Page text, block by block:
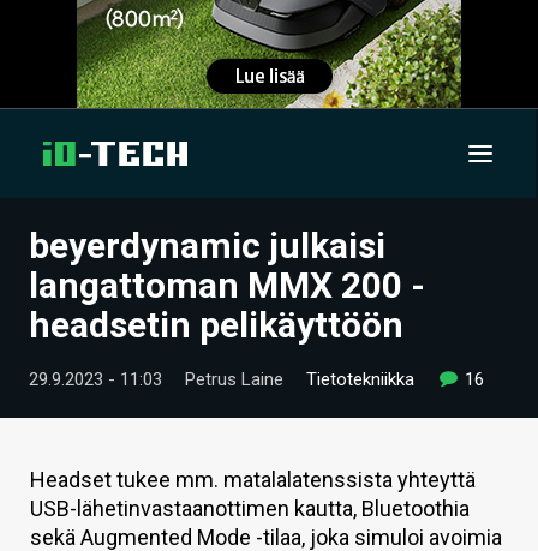
UUTISET
ARTIKKELIT
VIDEOT
TECHBBS
TIETOA
HINTA.FI
beyerdynamic julkaisi
langattoman MMX 200 -
headsetin pelikäyttöön
29.9.2023 - 11:03 Petrus Laine Tietotekniikka 16
Headset tukee mm. matalalatenssista yhteyttä
USB-lähetinvastaanottimen kautta, Bluetoothia
sekä Augmented Mode -tilaa, joka simuloi avoimia